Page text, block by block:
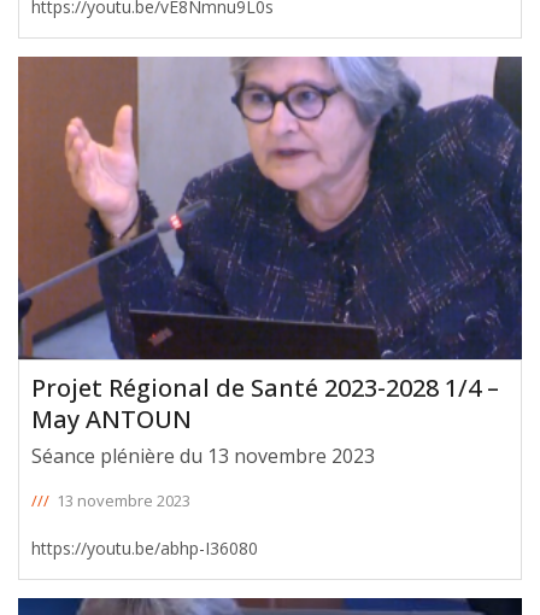
https://youtu.be/vE8Nmnu9L0s
Projet Régional de Santé 2023-2028 1/4 –
May ANTOUN
Séance plénière du 13 novembre 2023
/// 13 novembre 2023
https://youtu.be/abhp-I36080